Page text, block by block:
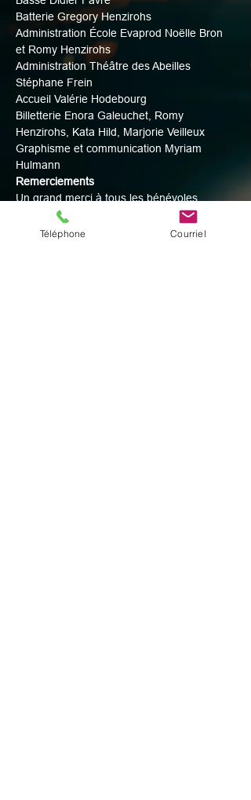
Batterie Gregory Henzirohs
Administration École Evaprod Noëlle Bron
et Romy Henzirohs
Administration Théâtre des Abeilles
Stéphane Frein
Accueil Valérie Hodebourg
Billetterie Enora Galeuchet, Romy
Henzirohs, Kata Hild, Marjorie Veilleux
Graphisme et communication Myriam
Hulmann
Remerciements
Un grand merci à tous les bénévoles
présents lors de ces spectacles.
Téléphone Courriel